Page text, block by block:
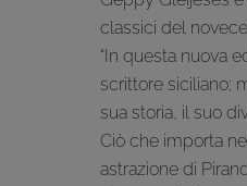
classici del
“In questa nuova
scrittore siciliano;
sua storia, il suo
Ciò che importa
astrazione di